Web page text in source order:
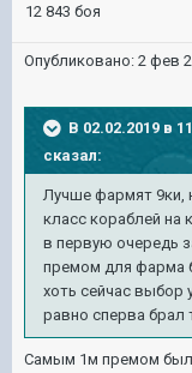
12 843 боя
Опубликовано: 2 фев
В 02.02.2019 в
сказал:
Лучше фармят 9ки,
класс кораблей на
в первую очередь
премом для фарма
хоть сейчас выбор
равно сперва брал
Самым 1м премом